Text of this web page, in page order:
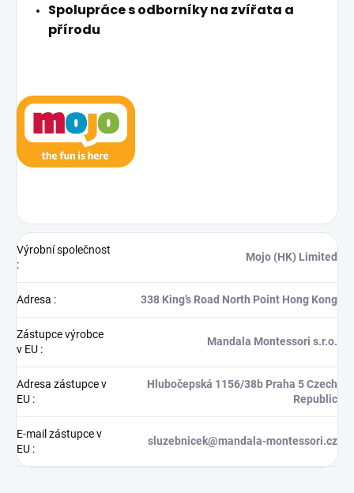
Spolupráce s odborníky na zvířata a
přírodu
Výrobní společnost
:
Mojo (HK) Limited
Adresa : 338 King’s Road North Point Hong Kong
Zástupce výrobce
v EU :
Mandala Montessori s.r.o.
Adresa zástupce v
EU :
Hlubočepská 1156/38b Praha 5 Czech
Republic
E-mail zástupce v
EU :
sluzebnicek@mandala-montessori.cz